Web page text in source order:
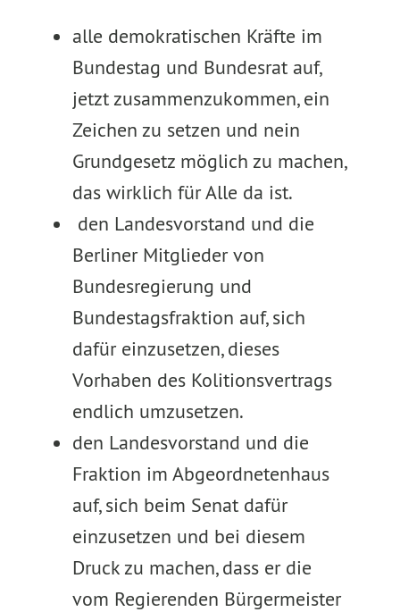
alle demokratischen Kräfte im
Bundestag und Bundesrat auf,
jetzt zusammenzukommen, ein
Zeichen zu setzen und nein
Grundgesetz möglich zu machen,
das wirklich für Alle da ist.
den Landesvorstand und die
Berliner Mitglieder von
Bundesregierung und
Bundestagsfraktion auf, sich
dafür einzusetzen, dieses
Vorhaben des Kolitionsvertrags
endlich umzusetzen.
den Landesvorstand und die
Fraktion im Abgeordnetenhaus
auf, sich beim Senat dafür
einzusetzen und bei diesem
Druck zu machen, dass er die
vom Regierenden Bürgermeister